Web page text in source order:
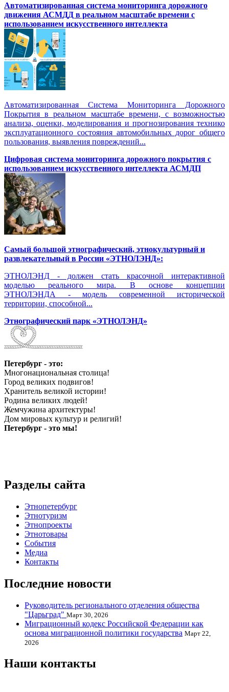
Автоматизированная cистема мониторинга дорожного
движения АСМДД в реальном масштабе времени с
использованием искусственного интеллекта
Автоматизированная Система Мониторинга Дорожного
Покрытия в реальном масштабе времени, с возможностью
анализа, оценки, моделирования и прогнозирования технико
эксплуатационного состояния автомобильных дорог общего
пользования, выявления повреждений...
Цифровая система мониторинга дорожного покрытия с
использованием искусственного интеллекта АСМДП
Самый большой этнографический, этнокультурный и
развлекательный в России «ЭТНОЛЭНД»:
ЭТНОЛЭНД - должен стать красочной интерактивной
моделью реального мира. В основе концепции
ЭТНОЛЭНДА - модель современной исторической
территории, способной...
Этнографический парк «ЭТНОЛЭНД»
Петербург - это:
Многонациональная столица!
Город великих подвигов!
Хранитель великой истории!
Родина великих людей!
Жемчужина архитектуры!
Дом мировых культур и религий!
Петербург - это мы!
Разделы сайта
Этнопетербург
Этнотуризм
Этнопроекты
Этнотовары
События
Медиа
Контакты
Последние новости
Руководитель регионального отделения общества
"Царьград" Март 30, 2026
Миграционный кодекс Российской Федерации как
основа миграционной политики государства Март 22,
2026
Наши контакты